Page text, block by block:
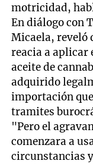
motricidad,
En diálogo con
Micaela, reveló
reacia a
aceite de
adquirido
importación
tramites
"Pero el
comenzara a
circunstancias